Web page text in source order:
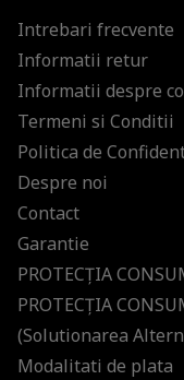
Intrebari frecvente
Informatii retur
Informatii despre
Termeni si Conditii
Politica de
Despre noi
Contact
Garantie
PROTECŢIA
PROTECŢIA
(Solutionarea
Modalitati de plata